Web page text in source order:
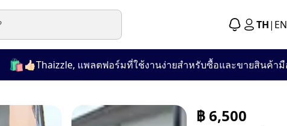
TH| EN
👍🏻Thaizzle, แพลตฟอร์มที่ใช้งานง่ายสำหรับซื้อและขายสินค้ามือสอง!
฿6,500